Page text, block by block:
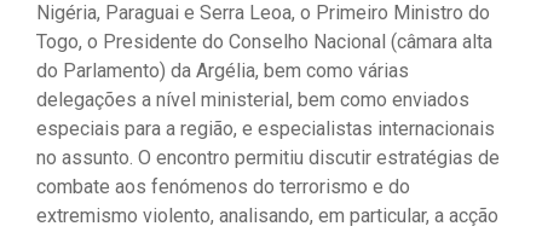
Nigéria, Paraguai e Serra Leoa, o Primeiro Ministro do
Togo, o Presidente do Conselho Nacional (câmara alta
do Parlamento) da Argélia, bem como várias
delegações a nível ministerial, bem como enviados
especiais para a região, e especialistas internacionais
no assunto. O encontro permitiu discutir estratégias de
combate aos fenómenos do terrorismo e do
extremismo violento, analisando, em particular, a acção